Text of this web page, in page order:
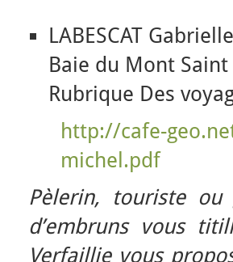
LABESCAT
Baie du Mont
Rubrique Des
http://cafe-
michel.pdf
Pèlerin, touriste
d’embruns vous
Verfaillie vous